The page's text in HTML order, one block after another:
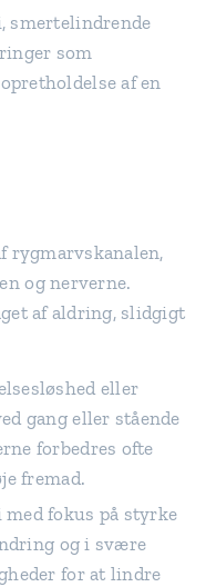
smertelindrende
som
af en
rygmarvskanalen,
og nerverne.
af aldring, slidgigt
eller
gang eller stående
forbedres ofte
fremad.
med fokus på styrke
og i svære
for at lindre